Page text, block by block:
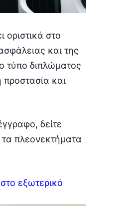
οριστικά στο
και της
τύπο διπλώματος
και
δείτε
πλεονεκτήματα
εξωτερικό